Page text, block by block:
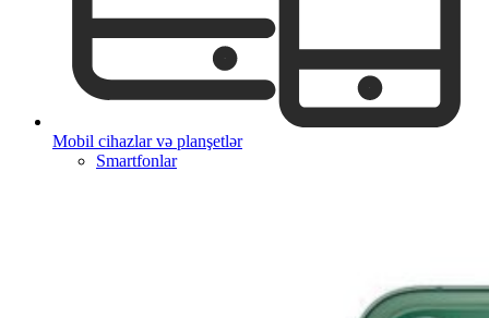
Mobil cihazlar və planşetlər
Smartfonlar